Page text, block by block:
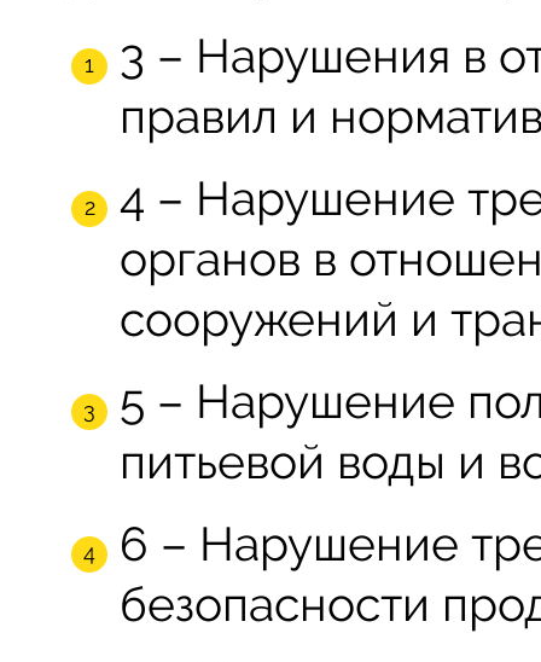
3 – Нарушения в
правил и
4 – Нарушение
органов в
сооружений и
5 – Нарушение
питьевой воды и
6 – Нарушение
безопасности